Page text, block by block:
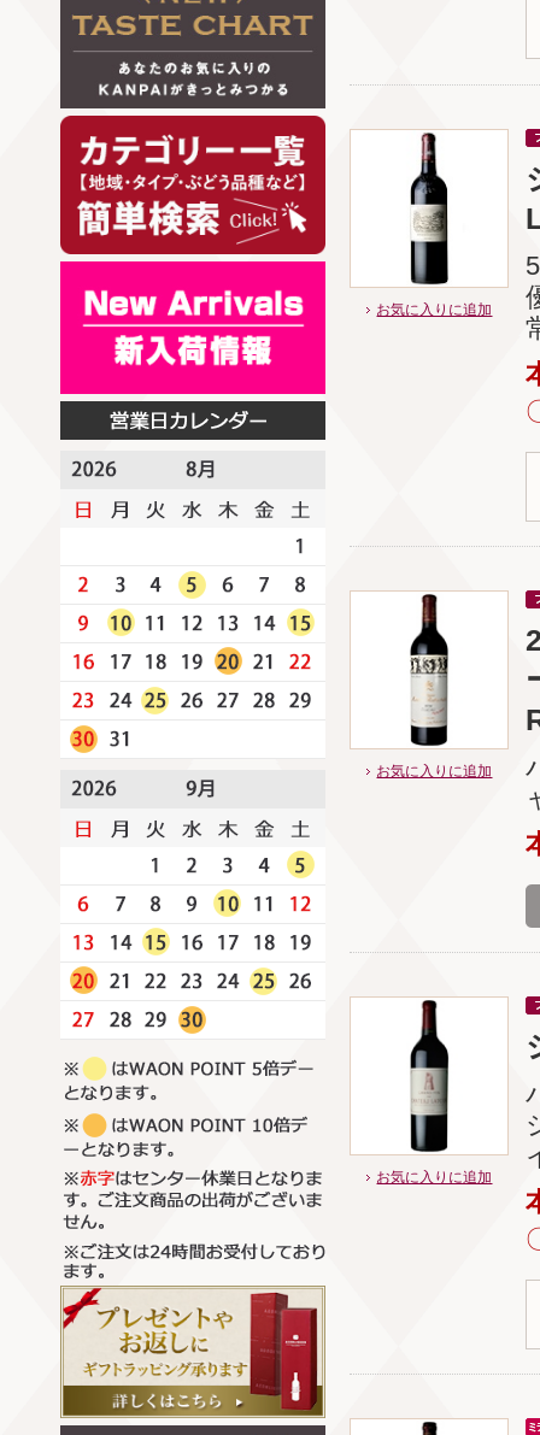
お気に入りに追加
お気に入りに追加
お気に入りに追加